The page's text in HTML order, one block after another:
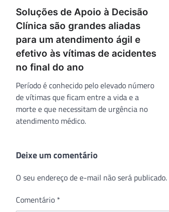
Soluções de Apoio à Decisão
Clínica são grandes aliadas
para um atendimento ágil e
efetivo às vítimas de acidentes
no final do ano
Período é conhecido pelo elevado número
de vítimas que ficam entre a vida e a
morte e que necessitam de urgência no
atendimento médico.
Deixe um comentário
O seu endereço de e-mail não será publicado.
Comentário *